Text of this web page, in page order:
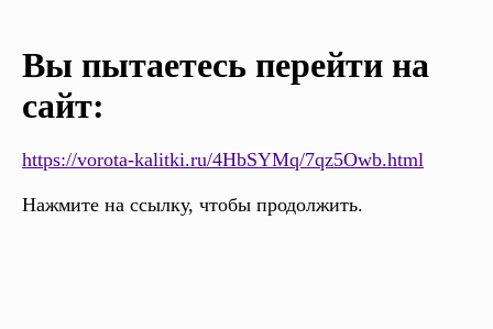
Вы пытаетесь перейти на
сайт:
https://vorota-kalitki.ru/4HbSYMq/7qz5Owb.html
Нажмите на ссылку, чтобы продолжить.